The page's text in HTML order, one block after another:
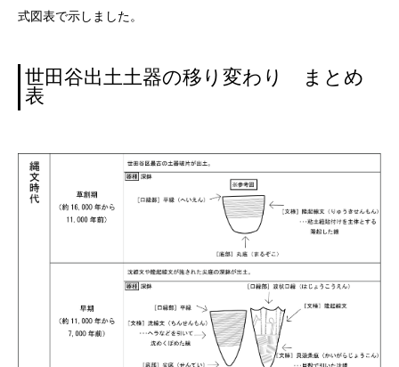
式図表で示しました。
世田谷出土土器の移り変わり まとめ
表